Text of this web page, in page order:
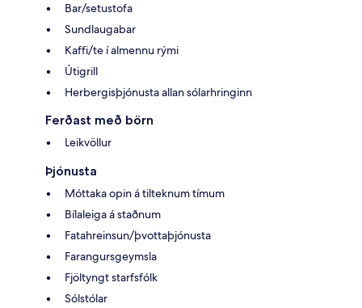
Bar/setustofa
Sundlaugabar
Kaffi/te í almennu rými
Útigrill
Herbergisþjónusta allan sólarhringinn
Ferðast með börn
Leikvöllur
Þjónusta
Móttaka opin á tilteknum tímum
Bílaleiga á staðnum
Fatahreinsun/þvottaþjónusta
Farangursgeymsla
Fjöltyngt starfsfólk
Sólstólar